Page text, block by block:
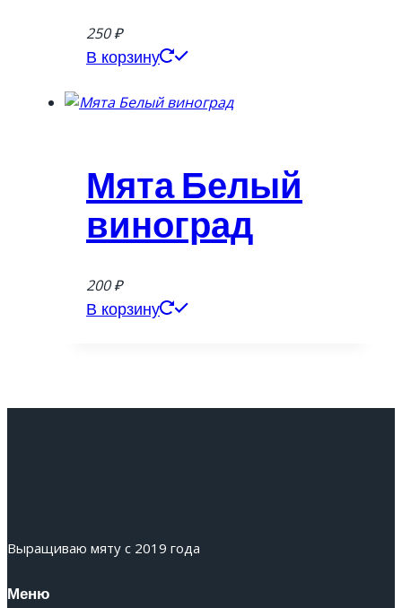
250₽
В корзину
Мята Белый
виноград
200₽
В корзину
Выращиваю мяту с 2019 года
Меню